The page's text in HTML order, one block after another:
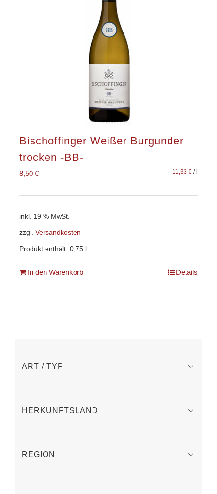
Bischoffinger Weißer Burgunder
trocken -BB-
8,50 € 11,33 € /l
inkl. 19 % MwSt.
zzgl. Versandkosten
Produkt enthält: 0,75
In den Warenkorb Details
ART / TYP
HERKUNFTSLAND
REGION